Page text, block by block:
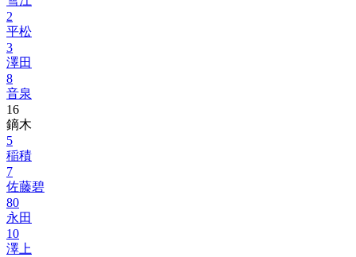
2
平松
3
澤田
8
音泉
16
鏑木
5
稲積
7
佐藤碧
80
永田
10
澤上